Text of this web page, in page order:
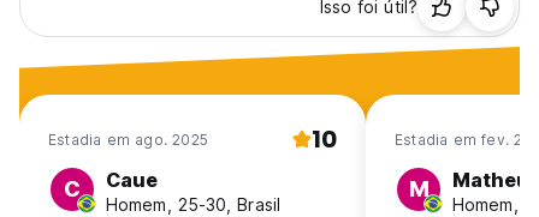
Isso foi útil?
Estadia em ago. 2025 10
C Caue
Homem, 25-30, Brasil
Estadia em fev.
M Matheus
Homem,